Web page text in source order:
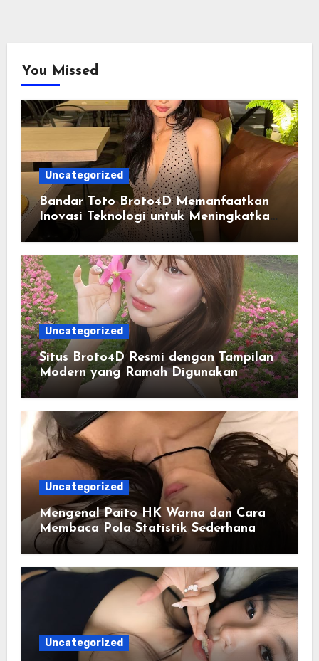
You Missed
Uncategorized
Bandar Toto Broto4D Memanfaatkan
Inovasi Teknologi untuk Meningkatkan
Kenyamanan Pengguna
Uncategorized
Situs Broto4D Resmi dengan Tampilan
Modern yang Ramah Digunakan
Uncategorized
Mengenal Paito HK Warna dan Cara
Membaca Pola Statistik Sederhana
Uncategorized